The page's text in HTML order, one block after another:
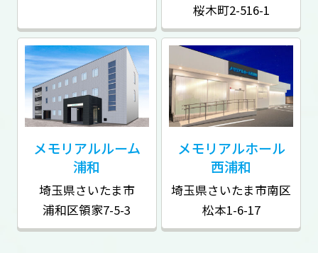
桜木町2-516-1
メモリアルルーム
浦和
埼玉県さいたま市
浦和区領家7-5-3
メモリアルホール
西浦和
埼玉県さいたま市南区
松本1-6-17